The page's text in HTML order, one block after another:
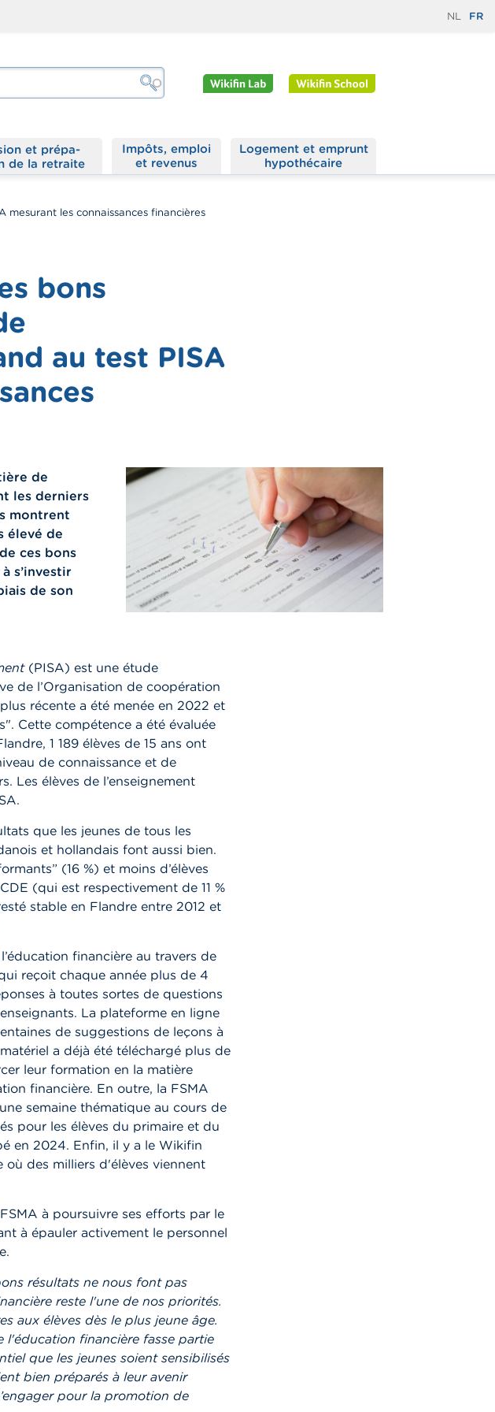
NL FR
Impôts, emploi
et revenus
Logement et emprunt
hypothécaire
les connaissances financières
bons
au test PISA
de
les derniers
montrent
élevé de
ces bons
s’investir
de son
(PISA) est une étude
de l’Organisation de coopération
récente a été menée en 2022 et
Cette compétence a été évaluée
1 189 élèves de 15 ans ont
de connaissance et de
Les élèves de l’enseignement
que les jeunes de tous les
et hollandais font aussi bien.
(16 %) et moins d’élèves
(qui est respectivement de 11 %
stable en Flandre entre 2012 et
financière au travers de
reçoit chaque année plus de 4
à toutes sortes de questions
La plateforme en ligne
de suggestions de leçons à
a déjà été téléchargé plus de
leur formation en la matière
financière. En outre, la FSMA
semaine thématique au cours de
pour les élèves du primaire et du
en 2024. Enfin, il y a le Wikifin
des milliers d'élèves viennent
à poursuivre ses efforts par le
à épauler activement le personnel
résultats ne nous font pas
reste l'une de nos priorités.
aux élèves dès le plus jeune âge.
financière fasse partie
que les jeunes soient sensibilisés
bien préparés à leur avenir
pour la promotion de